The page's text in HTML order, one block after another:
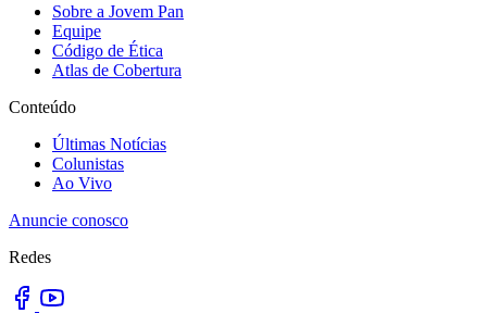
Sobre a Jovem Pan
Equipe
Código de Ética
Atlas de Cobertura
Conteúdo
Últimas Notícias
Colunistas
Ao Vivo
Anuncie conosco
Redes